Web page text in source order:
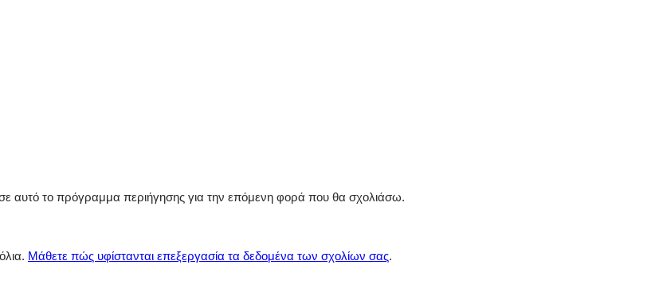
αυτό το πρόγραμμα περιήγησης για την επόμενη φορά που θα σχολιάσω.
Μάθετε πώς υφίστανται επεξεργασία τα δεδομένα των σχολίων σας.